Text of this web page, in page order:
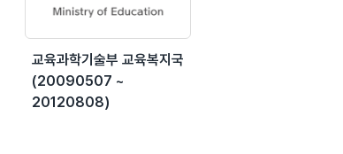
교육과학기술부 교육복지국
(20090507 ~
20120808)